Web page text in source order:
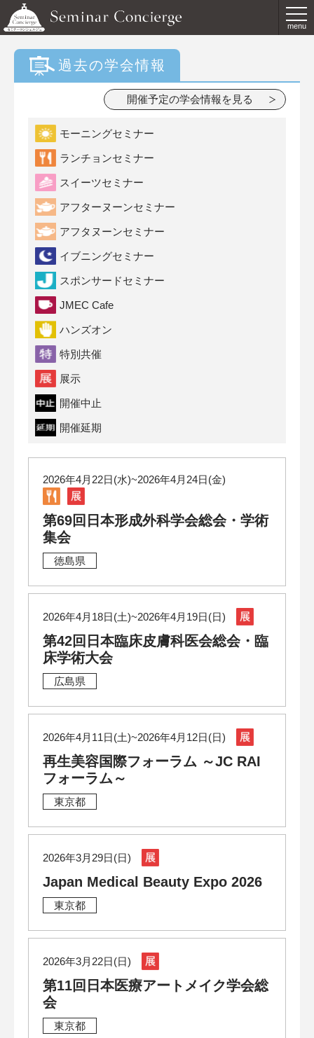
menu
過去の学会情報
開催予定の学会情報を見る
モーニングセミナー
ランチョンセミナー
スイーツセミナー
アフターヌーンセミナー
アフタヌーンセミナー
イブニングセミナー
スポンサードセミナー
JMEC Cafe
ハンズオン
特別共催
展示
開催中止
開催延期
2026年4月22日(水)~2026年4月24日(金)
第69回日本形成外科学会総会・学術
集会
徳島県
2026年4月18日(土)~2026年4月19日(日)
第42回日本臨床皮膚科医会総会・臨
床学術大会
広島県
2026年4月11日(土)~2026年4月12日(日)
再生美容国際フォーラム ～JC RAI
フォーラム～
東京都
2026年3月29日(日)
Japan Medical Beauty Expo 2026
東京都
2026年3月22日(日)
第11回日本医療アートメイク学会総
会
東京都